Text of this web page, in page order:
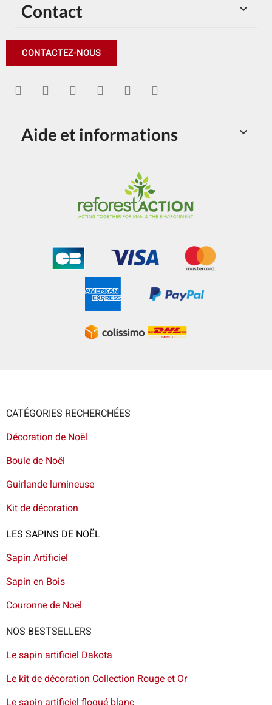

Contact
CONTACTEZ-NOUS

Aide et informations
CATÉGORIES RECHERCHÉES
Décoration de Noël
Boule de Noël
Guirlande lumineuse
Kit de décoration
LES SAPINS DE NOËL
Sapin Artificiel
Sapin en Bois
Couronne de Noël
NOS BESTSELLERS
Le sapin artificiel Dakota
Le kit de décoration Collection Rouge et Or
Le sapin artificiel floqué blanc